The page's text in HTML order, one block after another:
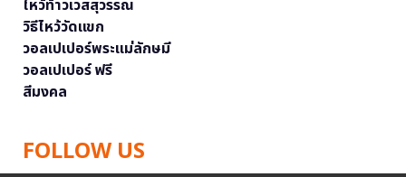
ไหว้ท้าวเวสสุวรรณ
วิธีไหว้วัดแขก
วอลเปเปอร์พระแม่ลักษมี
วอลเปเปอร์ ฟรี
สีมงคล
FOLLOW US